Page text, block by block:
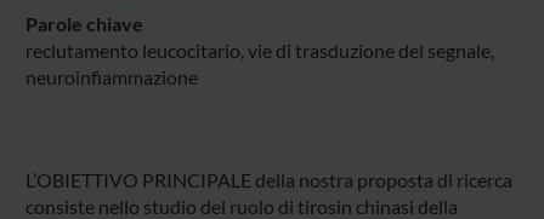
Parole chiave
reclutamento leucocitario, vie di trasduzione del segnale,
neuroinfiammazione
L’OBIETTIVO PRINCIPALE della nostra proposta di ricerca
consiste nello studio del ruolo di tirosin chinasi della